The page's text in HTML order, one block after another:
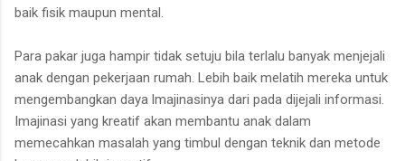
baik fisik maupun mental.
Para pakar juga hampir tidak setuju bila terlalu banyak menjejali
anak dengan pekerjaan rumah. Lebih baik melatih mereka untuk
mengembangkan daya lmajinasinya dari pada dijejali informasi.
Imajinasi yang kreatif akan membantu anak dalam
memecahkan masalah yang timbul dengan teknik dan metode